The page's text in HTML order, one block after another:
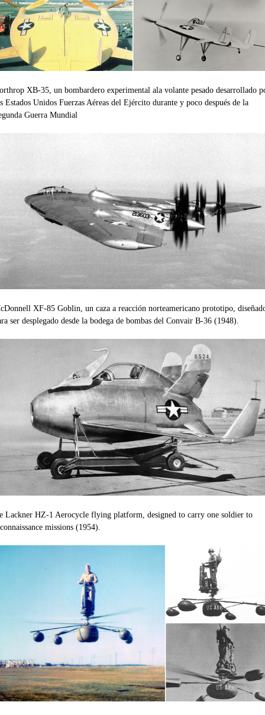
XB-35, un bombardero experimental ala volante pesado desarrollado
Estados Unidos Fuerzas Aéreas del Ejército durante y poco después de la
Guerra Mundial
XF-85 Goblin, un caza a reacción norteamericano prototipo,
ser desplegado desde la bodega de bombas del Convair B-36 (1948).
Lackner HZ-1 Aerocycle flying platform, designed to carry one soldier to
missions (1954).